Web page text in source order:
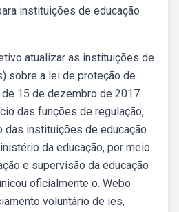
instituições de educação
atualizar as instituições de
sobre a lei de proteção de.
15 de dezembro de 2017.
das funções de regulação,
das instituições de educação
da educação, por meio
e supervisão da educação
oficialmente o. Webo
voluntário de ies,